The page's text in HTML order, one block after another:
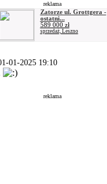
reklama
Zatorze ul. Grottgera -
ostatni...
589 000 zł
sprzedaż, Leszno
01-2025 19:10
reklama